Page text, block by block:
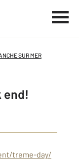
SUR MER
end!
treme-day/